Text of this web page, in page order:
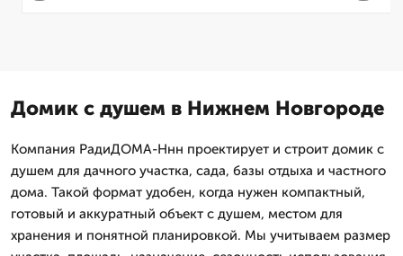
Домик с душем в Нижнем Новгороде
Компания РадиДОМА-Ннн проектирует и строит домик с
душем для дачного участка, сада, базы отдыха и частного
дома. Такой формат удобен, когда нужен компактный,
готовый и аккуратный объект с душем, местом для
хранения и понятной планировкой. Мы учитываем размер